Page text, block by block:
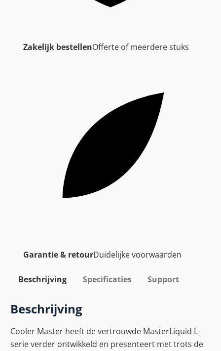
Zakelijk bestellenOfferte of meerdere stuks
Garantie & retourDuidelijke voorwaarden
Beschrijving Specificaties Support
Beschrijving
Cooler Master heeft de vertrouwde MasterLiquid L-
serie verder ontwikkeld en presenteert met trots de